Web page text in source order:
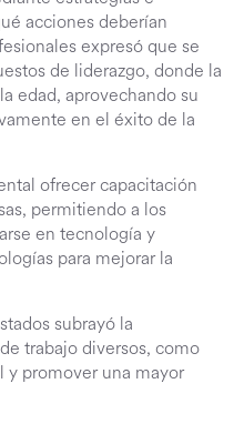
acciones deberían
expresó que se
de liderazgo, donde la
edad, aprovechando su
en el éxito de la
ofrecer capacitación
permitiendo a los
en tecnología y
para mejorar la
subrayó la
trabajo diversos, como
y promover una mayor